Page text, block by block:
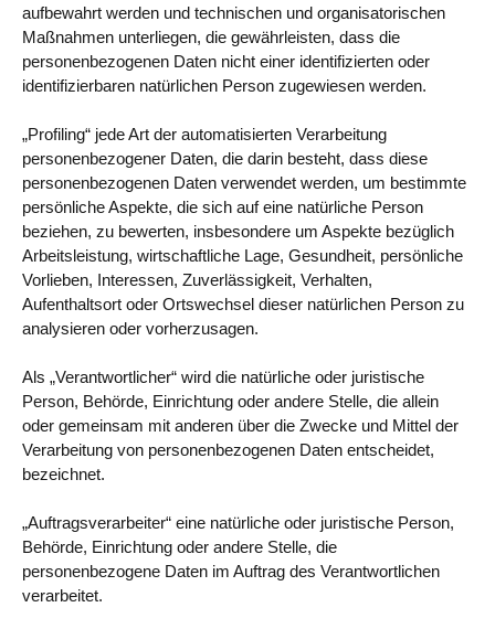
aufbewahrt werden und technischen und organisatorischen
Maßnahmen unterliegen, die gewährleisten, dass die
personenbezogenen Daten nicht einer identifizierten oder
identifizierbaren natürlichen Person zugewiesen werden.
„Profiling“ jede Art der automatisierten Verarbeitung
personenbezogener Daten, die darin besteht, dass diese
personenbezogenen Daten verwendet werden, um bestimmte
persönliche Aspekte, die sich auf eine natürliche Person
beziehen, zu bewerten, insbesondere um Aspekte bezüglich
Arbeitsleistung, wirtschaftliche Lage, Gesundheit, persönliche
Vorlieben, Interessen, Zuverlässigkeit, Verhalten,
Aufenthaltsort oder Ortswechsel dieser natürlichen Person zu
analysieren oder vorherzusagen.
Als „Verantwortlicher“ wird die natürliche oder juristische
Person, Behörde, Einrichtung oder andere Stelle, die allein
oder gemeinsam mit anderen über die Zwecke und Mittel der
Verarbeitung von personenbezogenen Daten entscheidet,
bezeichnet.
„Auftragsverarbeiter“ eine natürliche oder juristische Person,
Behörde, Einrichtung oder andere Stelle, die
personenbezogene Daten im Auftrag des Verantwortlichen
verarbeitet.